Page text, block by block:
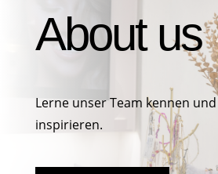
About us
Lerne unser Team kennen
inspirieren.